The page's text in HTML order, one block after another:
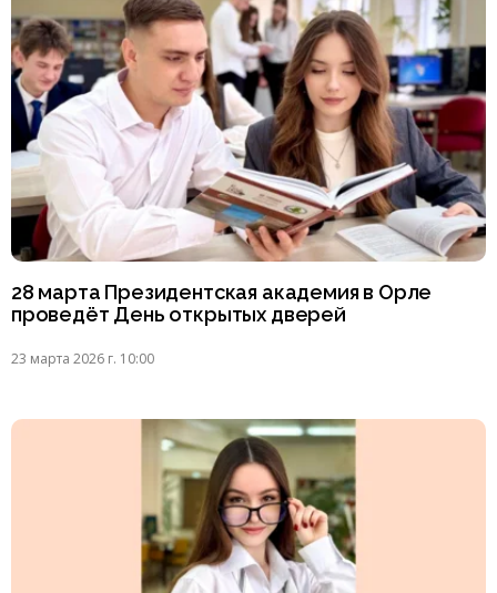
28 марта Президентская академия в Орле
проведёт День открытых дверей
23 марта 2026 г. 10:00